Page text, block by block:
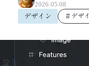
2026.05.08
デザイン
＃デザ